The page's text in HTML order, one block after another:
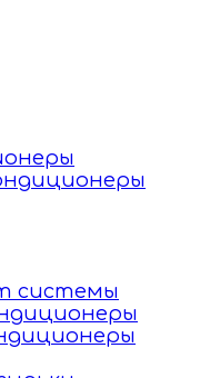
системы